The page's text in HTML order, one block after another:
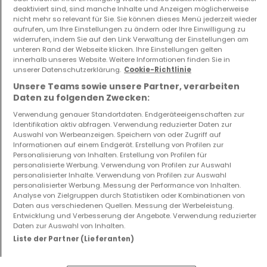
1.310.000 €
4 155,83 m²
1.790.000 €
4 246,35 m²
Wohnung
Luxembourg
850.000 €
2 79,49 m²
Wohnung
Niederanven
1.269.060 €
127,08 m²
Mehr Anzeigen ansehen
deaktiviert sind, sind manche Inhalte und Anzeigen möglicherweise
nicht mehr so relevant für Sie. Sie können dieses Menü jederzeit wieder
aufrufen, um Ihre Einstellungen zu ändern oder Ihre Einwilligung zu
widerrufen, indem Sie auf den Link Verwaltung der Einstellungen am
unteren Rand der Webseite klicken. Ihre Einstellungen gelten
innerhalb unseres Website. Weitere Informationen finden Sie in
unserer Datenschutzerklärung. Cookie-Richtlinie
Unsere Teams sowie unsere Partner, verarbeiten
Daten zu folgenden Zwecken:
Verwendung genauer Standortdaten. Endgeräteeigenschaften zur
Identifikation aktiv abfragen. Verwendung reduzierter Daten zur
Auswahl von Werbeanzeigen. Speichern von oder Zugriff auf
Informationen auf einem Endgerät. Erstellung von Profilen zur
Personalisierung von Inhalten. Erstellung von Profilen für
personalisierte Werbung. Verwendung von Profilen zur Auswahl
personalisierter Inhalte. Verwendung von Profilen zur Auswahl
personalisierter Werbung. Messung der Performance von Inhalten.
Analyse von Zielgruppen durch Statistiken oder Kombinationen von
Daten aus verschiedenen Quellen. Messung der Werbeleistung.
Entwicklung und Verbesserung der Angebote. Verwendung reduzierter
Daten zur Auswahl von Inhalten.
Liste der Partner (Lieferanten)